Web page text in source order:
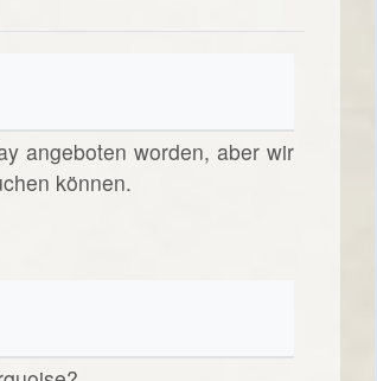
angeboten worden, aber wir
können.